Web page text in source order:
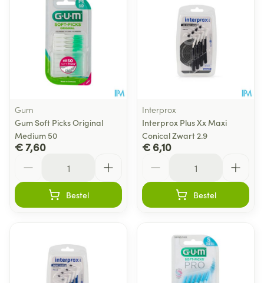
Gum
Gum Soft Picks Original
Medium 50
€ 7,60
Bestel
Interprox
Interprox Plus Xx Maxi
Conical Zwart 2.9
€ 6,10
Bestel